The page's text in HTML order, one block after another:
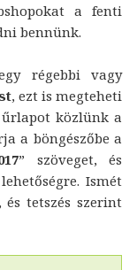
a fenti
bennünk.
régebbi vagy
, ezt is megteheti
űrlapot közlünk a
a böngészőbe a
” szöveget, és
Ismét
és tetszés szerint